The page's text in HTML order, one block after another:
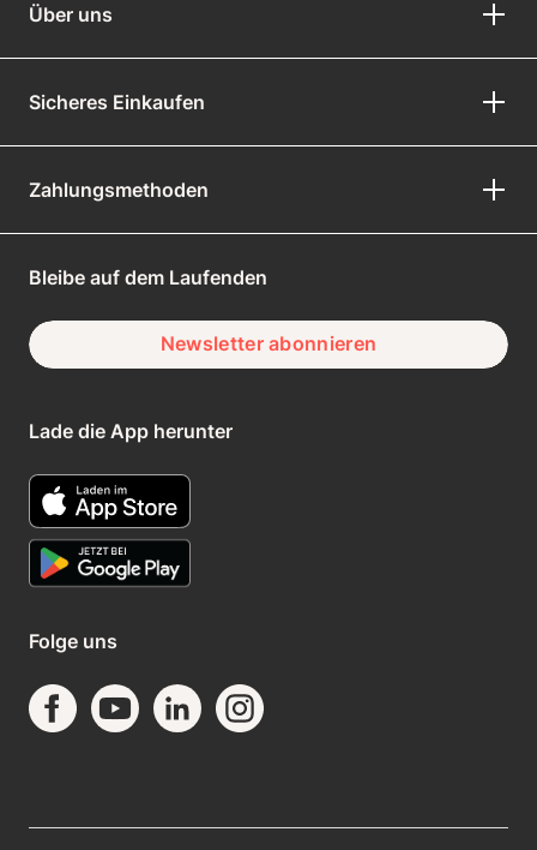
Über uns
Zahlungsmethoden
Sicheres Einkaufen
Bleibe auf dem Laufenden
Newsletter abonnieren
Lade die App herunter
Folge uns